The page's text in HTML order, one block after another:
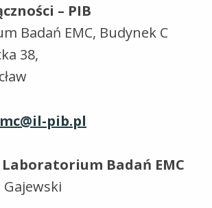
– PIB
Badań EMC, Budynek C
38,
pib.pl
Badań EMC